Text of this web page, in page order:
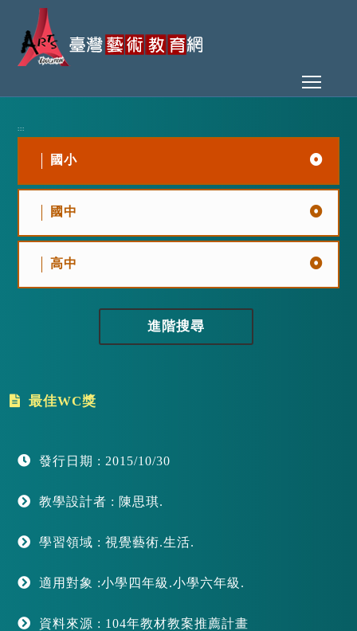
:::
國小
國中
高中
進階搜尋
最佳WC獎
發行日期 : 2015/10/30
教學設計者 : 陳思琪.
學習領域 : 視覺藝術.生活.
適用對象 :小學四年級.小學六年級.
資料來源 : 104年教材教案推薦計畫